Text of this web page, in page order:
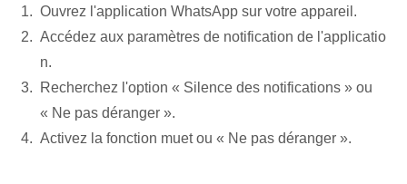
Ouvrez l'application WhatsApp‌ sur votre appareil.
Accédez aux paramètres de notification de l'applicatio
n.
Recherchez l'option « Silence des notifications » ou
« Ne pas déranger ».
Activez la fonction muet ou « Ne pas déranger ».